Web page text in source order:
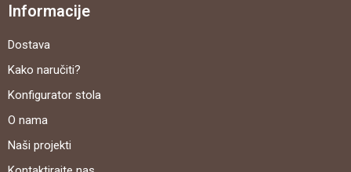
Informacije
Dostava
Kako naručiti?
Konfigurator stola
O nama
Naši projekti